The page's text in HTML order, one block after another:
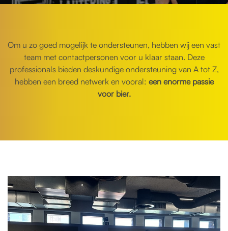
Om u zo goed mogelijk te ondersteunen, hebben wij een vast
team met contactpersonen voor u klaar staan. Deze
professionals bieden deskundige ondersteuning van A tot Z,
hebben een breed netwerk en vooral: een enorme passie
voor bier.